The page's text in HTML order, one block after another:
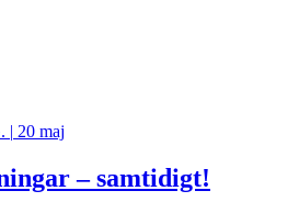
| 20 maj
– samtidigt!